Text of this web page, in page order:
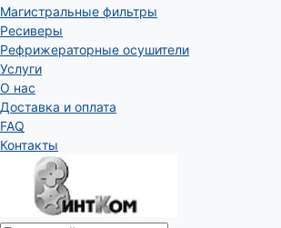
Магистральные фильтры
Ресиверы
Рефрижераторные осушители
Услуги
О нас
Доставка и оплата
FAQ
Контакты